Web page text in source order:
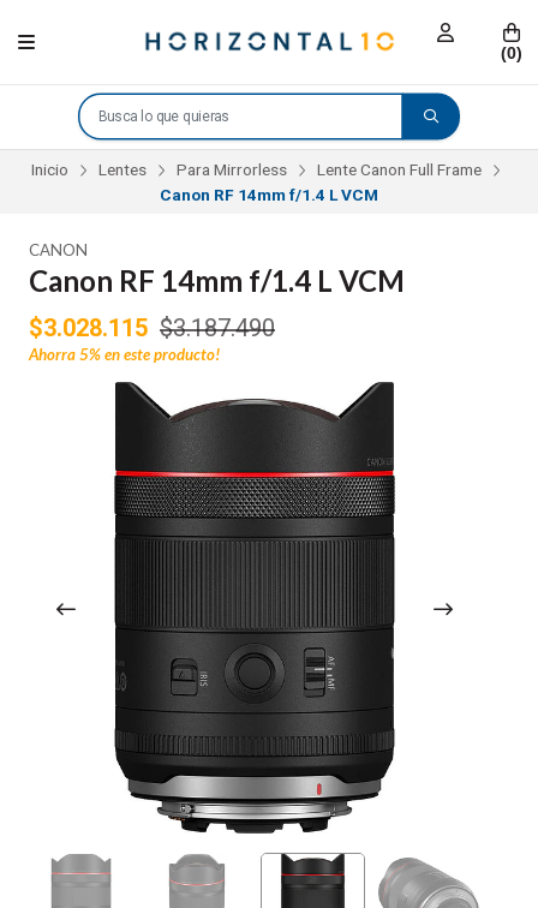
(0)
Inicio Lentes Para Mirrorless
Lente Canon Full Frame
Canon RF 14mm f/1.4 L VCM
CANON
Canon RF 14mm f/1.4 L VCM
$3.028.115 $3.187.490
Ahorra5%en este producto!